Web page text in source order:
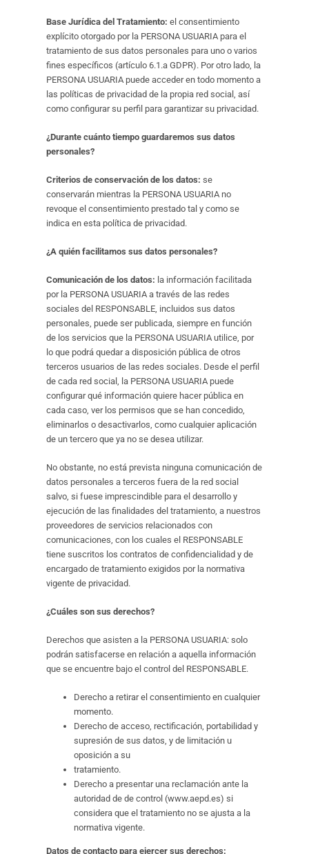
Base Jurídica del Tratamiento: el consentimiento
explícito otorgado por la PERSONA USUARIA para el
tratamiento de sus datos personales para uno o varios
fines específicos (artículo 6.1.a GDPR). Por otro lado, la
PERSONA USUARIA puede acceder en todo momento a
las políticas de privacidad de la propia red social, así
como configurar su perfil para garantizar su privacidad.
¿Durante cuánto tiempo guardaremos sus datos
personales?
Criterios de conservación de los datos: se
conservarán mientras la PERSONA USUARIA no
revoque el consentimiento prestado tal y como se
indica en esta política de privacidad.
¿A quién facilitamos sus datos personales?
Comunicación de los datos: la información facilitada
por la PERSONA USUARIA a través de las redes
sociales del RESPONSABLE, incluidos sus datos
personales, puede ser publicada, siempre en función
de los servicios que la PERSONA USUARIA utilice, por
lo que podrá quedar a disposición pública de otros
terceros usuarios de las redes sociales. Desde el perfil
de cada red social, la PERSONA USUARIA puede
configurar qué información quiere hacer pública en
cada caso, ver los permisos que se han concedido,
eliminarlos o desactivarlos, como cualquier aplicación
de un tercero que ya no se desea utilizar.
No obstante, no está prevista ninguna comunicación de
datos personales a terceros fuera de la red social
salvo, si fuese imprescindible para el desarrollo y
ejecución de las finalidades del tratamiento, a nuestros
proveedores de servicios relacionados con
comunicaciones, con los cuales el RESPONSABLE
tiene suscritos los contratos de confidencialidad y de
encargado de tratamiento exigidos por la normativa
vigente de privacidad.
¿Cuáles son sus derechos?
Derechos que asisten a la PERSONA USUARIA: solo
podrán satisfacerse en relación a aquella información
que se encuentre bajo el control del RESPONSABLE.
Derecho a retirar el consentimiento en cualquier
momento.
Derecho de acceso, rectificación, portabilidad y
supresión de sus datos, y de limitación u
oposición a su
tratamiento.
Derecho a presentar una reclamación ante la
autoridad de de control (www.aepd.es) si
considera que el tratamiento no se ajusta a la
normativa vigente.
Datos de contacto para ejercer sus derechos: